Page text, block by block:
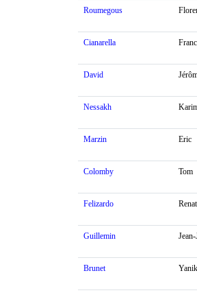
Roumegous
Cianarella
David
Nessakh
Marzin Eric
Colomby Tom
Felizardo
Guillemin
Brunet Yanik